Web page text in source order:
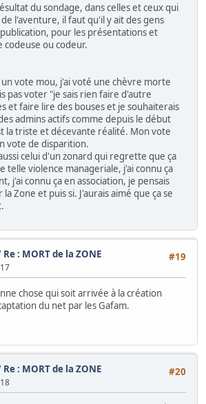
du sondage, dans celles et ceux qui
l'aventure, il faut qu'il y ait des gens
pour les présentations et
ou codeur.
vote mou, j'ai voté une chèvre morte
pas voter "je sais rien faire d'autre
et faire lire des bouses et je souhaiterais
admins actifs comme depuis le début
la triste et décevante réalité. Mon vote
vote de disparition.
celui d'un zonard qui regrette que ça
telle violence manageriale, j'ai connu ça
j'ai connu ça en association, je pensais
Zone et puis si. J'aurais aimé que ça se
#19
Re : MORT de la ZONE
chose qui soit arrivée à la création
du net par les Gafam.
#20
Re : MORT de la ZONE